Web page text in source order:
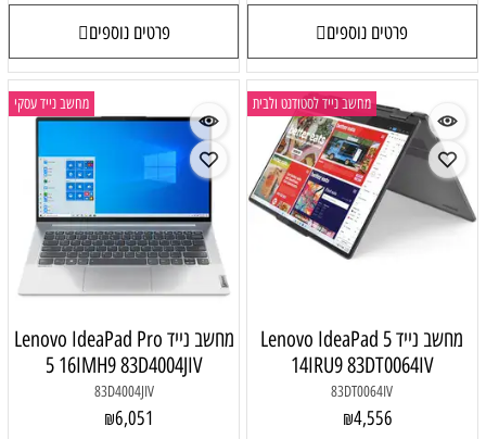
פרטים נוספים פרטים נוספים
מחשב נייד לסטודנט ולבית
מחשב נייד Lenovo IdeaPad 5
14IRU9 83DT0064IV
83DT0064IV
₪4,556
מחשב נייד עסקי
מחשב נייד Lenovo IdeaPad Pro
5 16IMH9 83D4004JIV
83D4004JIV
₪6,051